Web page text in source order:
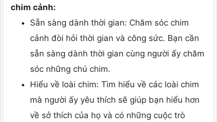
chim cảnh:
Sẵn sàng dành thời gian: Chăm sóc chim
cảnh đòi hỏi thời gian và công sức. Bạn cần
sẵn sàng dành thời gian cùng người ấy chăm
sóc những chú chim.
Hiểu về loài chim: Tìm hiểu về các loài chim
mà người ấy yêu thích sẽ giúp bạn hiểu hơn
về sở thích của họ và có những cuộc trò